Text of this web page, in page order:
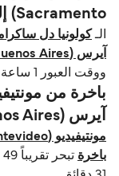
Sacramento) إلى بوينس آيرس (Buenos Aires)
آيرس (Buenos Aires) باخرة
ووقت العبور 1 ساعة 15 دقائق.
آيرس (Buenos Aires)
باخرة